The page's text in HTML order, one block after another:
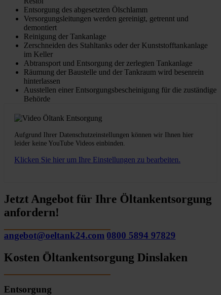
Entsorgung des abgesetzten Ölschlamm
Versorgungsleitungen werden gereinigt, getrennt und
demontiert
Reinigung der Tankanlage
Zerschneiden des Stahltanks oder der Kunststofftankanlage
im Keller
Abtransport und Entsorgung der zerlegten Tankanlage
Räumung der Baustelle und der Tankraum wird besenrein
hinterlassen
Ausstellen einer Entsorgungsbescheinigung für die zuständige
Behörde
Aufgrund Ihrer Datenschutzeinstellungen können wir Ihnen hier
leider keine YouTube Videos einbinden.
Klicken Sie hier um Ihre Einstellungen zu bearbeiten.
Jetzt Angebot für Ihre Öltankentsorgung
anfordern!
angebot@oeltank24.com 0800 5894 97829
Kosten Öltankentsorgung Dinslaken
Entsorgung